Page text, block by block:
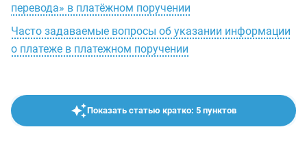
перевода» в платёжном поручении
Часто задаваемые вопросы об указании информации
о платеже в платежном поручении
Показать статью кратко: 5 пунктов